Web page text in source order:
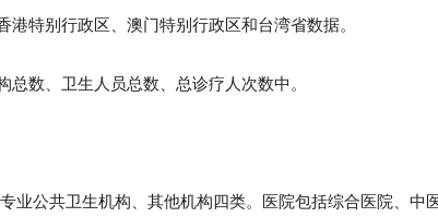
特别行政区、澳门特别行政区和台湾省数据。
数、卫生人员总数、总诊疗人次数中。
业公共卫生机构、其他机构四类。医院包括综合医院、中